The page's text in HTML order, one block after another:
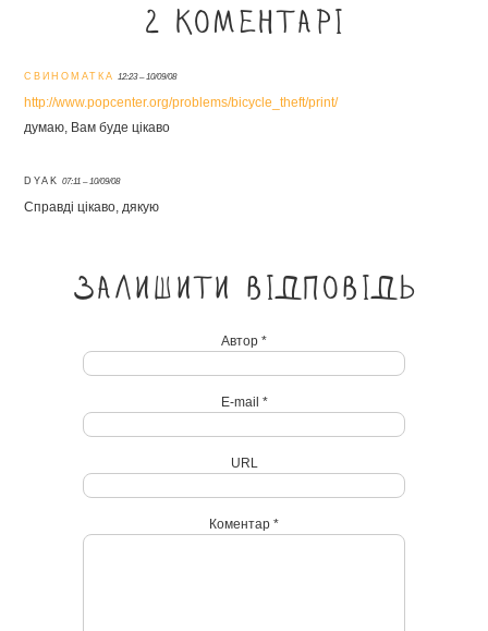
2 коментарі
СВИНОМАТКА 12:23 – 10/09/08
http://www.popcenter.org/problems/bicycle_theft/print/
думаю, Вам буде цікаво
DYAK 07:11 – 10/09/08
Справді цікаво, дякую
Залишити відповідь
Автор *
E-mail *
URL
Коментар *